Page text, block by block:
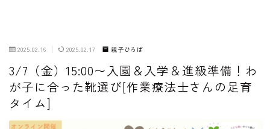
2025.02.16 2025.02.17 親子ひろば
3/7（金）15:00〜入園＆入学＆進級準備！わ
が子に合った靴選び[作業療法士さんの足育
タイム]